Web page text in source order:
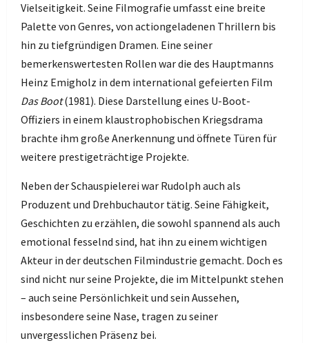
Vielseitigkeit. Seine Filmografie umfasst eine breite
Palette von Genres, von actiongeladenen Thrillern bis
hin zu tiefgründigen Dramen. Eine seiner
bemerkenswertesten Rollen war die des Hauptmanns
Heinz Emigholz in dem international gefeierten Film
Das Boot(1981). Diese Darstellung eines U-Boot-
Offiziers in einem klaustrophobischen Kriegsdrama
brachte ihm große Anerkennung und öffnete Türen für
weitere prestigeträchtige Projekte.
Neben der Schauspielerei war Rudolph auch als
Produzent und Drehbuchautor tätig. Seine Fähigkeit,
Geschichten zu erzählen, die sowohl spannend als auch
emotional fesselnd sind, hat ihn zu einem wichtigen
Akteur in der deutschen Filmindustrie gemacht. Doch es
sind nicht nur seine Projekte, die im Mittelpunkt stehen
– auch seine Persönlichkeit und sein Aussehen,
insbesondere seine Nase, tragen zu seiner
unvergesslichen Präsenz bei.